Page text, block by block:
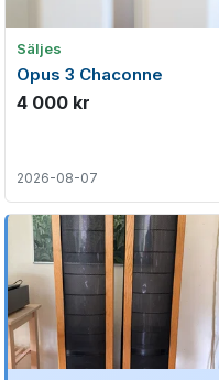
Säljes
Opus 3 Chaconne
4 000 kr
2026-08-07